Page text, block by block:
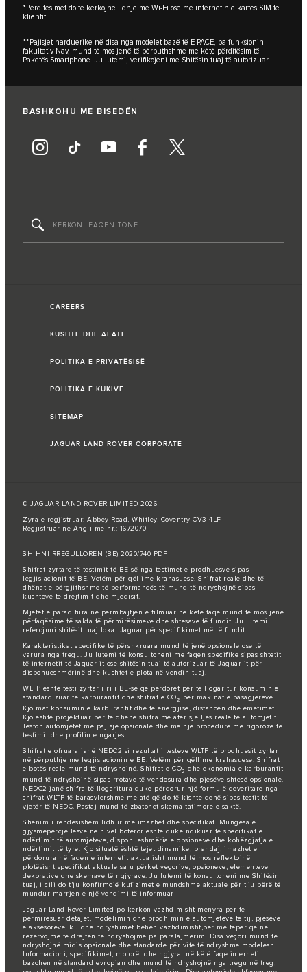
*Përditësimet do të kërkojnë lidhje me Wi-Fi ose me internetin e kartës SIM të
klientit.
**Pajisjet harduerike në disa nga modelet bazë të E-PACE, pa funksionin
fakultativ Nav, mund të mos jenë të përputhshme me këtë përditësim të
Paketës Smartphone. Ju lutemi, verifikojeni me Shitësin tuaj të autorizuar.
BASHKOHU ME BISEDËN
CAREERS
KUSHTE DHE AFATE
POLITIKA E PRIVATËSISË
POLITIKA E KUKIVE
SITEMAP
JAGUAR LAND ROVER CORPORATE
© JAGUAR LAND ROVER LIMITED 2026
Zyra e regjistruar: Abbey Road, Whitley, Coventry CV3 4LF
Regjistruar në Angli me nr.: 1672070
SHIHNI RREGULLOREN (BE) 2020/740 PDF
Shifrat zyrtare të testimit të BE-së nga testimet e prodhuesve sipas
legjislacionit të BE. Vetëm për qëllime krahasuese. Shifrat reale dhe të
dhënat e përgjithshme të performancës të mund të ndryshojnë sipas
kushteve të drejtimit dhe mjedisit.
Mjetet e paraqitura në përmbajtjen e filmuar në këtë faqe mund të mos jenë
përfaqësime të sakta të përmirësimeve dhe shtesave të fundit. Ju lutemi
referojuni shitësit tuaj lokal Jaguar për specifikimet më të fundit.
Karakteristikat specifike të përshkruara mund të jenë opsionale ose të
varura nga tregu. Ju lutemi të konsultoheni me faqen specifike sipas shtetit
të internetit të Jaguar-it ose shitësin tuaj të autorizuar të Jaguar-it për
disponueshmërinë dhe kushtet e plota në vendin tuaj.
WLTP është testi zyrtar i ri i BE-së që përdoret për të llogaritur konsumin e
standardizuar të karburantit dhe shifrat e CO2
për makinat e pasagjerëve.
Kjo mat konsumin e karburantit dhe të energjisë, distancën dhe emetimet.
Kjo është projektuar për të dhënë shifra më afër sjelljes reale të automjetit.
Teston automjetet me pajisje opsionale dhe me një procedurë më rigoroze të
testimit dhe profilin e ngarjes.
Shifrat e ofruara janë NEDC2 si rezultat i testeve WLTP të prodhuesit zyrtar
në përputhje me legjislacionin e BE. Vetëm për qëllime krahasuese. Shifrat
e botës reale mund të ndryshojnë. Shifrat e CO2 dhe ekonomia e karburantit
mund të ndryshojnë sipas rrotave të vendosura dhe pjesëve shtesë opsionale.
NEDC2 janë shifra të llogaritura duke përdorur një formulë qeveritare nga
shifrat WLTP të barasvlershme me atë që do të kishte qenë sipas testit të
vjetër të NEDC. Pastaj mund të zbatohet skema tatimore e saktë.
Shënim i rëndësishëm lidhur me imazhet dhe specifikat. Mungesa e
gjysmëpërcjellësve në nivel botëror është duke ndikuar te specifikat e
ndërtimit të automjeteve, disponueshmëria e opsioneve dhe kohëzgjatja e
ndërtimit të tyre. Kjo situatë është tejet dinamike, prandaj, imazhet e
përdorura në faqen e internetit aktualisht mund të mos reflektojnë
plotësisht specifikat aktuale sa u përket veçorive, opsioneve, elementeve
dekorative dhe skemave të ngjyrave. Ju lutemi të konsultoheni me Shitësin
tuaj, i cili do t'ju konfirmojë kufizimet e mundshme aktuale për t'ju bërë të
mundur marrjen e një vendimi të informuar
Jaguar Land Rover Limited po kërkon vazhdimisht mënyra për të
përmirësuar detajet, modelimin dhe prodhimin e automjeteve të tij, pjesëve
e aksesorëve, ku dhe ndryshimet bëhen vazhdimisht,për më tepër që ne
rezervojmë të drejtën të ndryshojmë pa paralajmërim. Disa veçori mund të
ndryshojnë midis opsionale dhe standarde për vite të ndryshme modelesh.
Informacioni, specifikimet, motorët dhe ngjyrat në këtë faqe interneti
bazohen në standard evropian dhe mund të ndryshojnë nga tregu në treg,